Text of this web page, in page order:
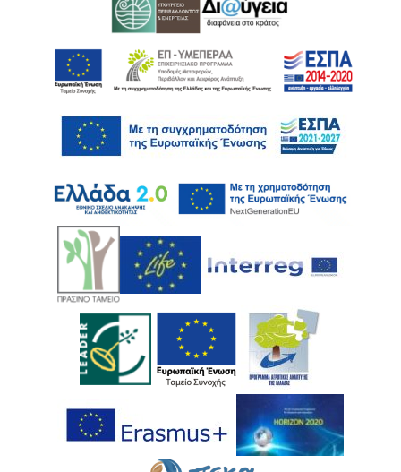
Ακολουθήστε μας